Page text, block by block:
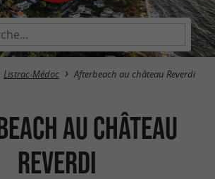
Listrac-Médoc Afterbeach au château Reverdi
au château
Reverdi